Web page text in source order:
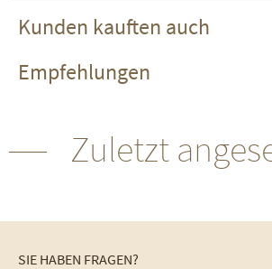
Kunden kauften auch
Empfehlungen
Zuletzt
SIE HABEN FRAGEN?